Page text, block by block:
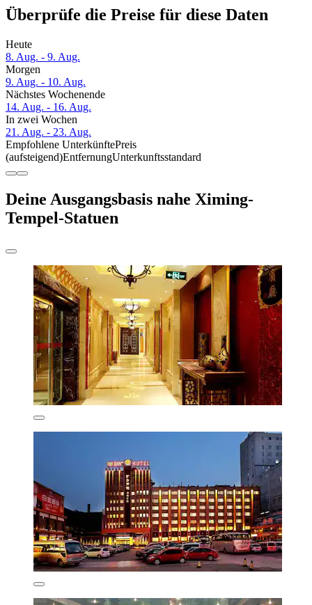
Überprüfe die Preise für diese Daten
Heute
8. Aug. - 9. Aug.
Morgen
9. Aug. - 10. Aug.
Nächstes Wochenende
14. Aug. - 16. Aug.
In zwei Wochen
21. Aug. - 23. Aug.
Empfohlene UnterkünftePreis
(aufsteigend)EntfernungUnterkunftsstandard
Deine Ausgangsbasis nahe Ximing-
Tempel-Statuen